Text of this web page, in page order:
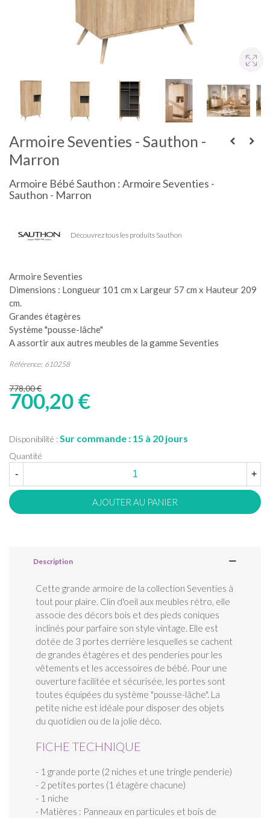
Armoire Seventies - Sauthon -
Marron
Armoire Bébé Sauthon : Armoire Seventies -
Sauthon - Marron
Découvrez tous les produits Sauthon
Armoire Seventies
Dimensions : Longueur 101 cm x Largeur 57 cm x Hauteur 209
cm.
Grandes étagères
Système "pousse-lâche"
A assortir aux autres meubles de la gamme Seventies
Référence: 610258
778,00 €
700,20 €
Disponibilité :Sur commande : 15 à 20 jours
Quantité
-
+
AJOUTER AU PANIER
Description
Cette grande armoire de la collection Seventies à
tout pour plaire. Clin d'oeil aux meubles rétro, elle
associe des décors bois et des pieds coniques
inclinés pour parfaire son style vintage. Elle est
dotée de 3 portes derrière lesquelles se cachent
de grandes étagères et des penderies pour les
vêtements et les accessoires de bébé. Pour une
ouverture facilitée et sécurisée, les portes sont
toutes équipées du système "pousse-lâche". La
petite niche est idéale pour disposer des objets
du quotidien ou de la jolie déco.
FICHE TECHNIQUE
- 1 grande porte (2 niches et une tringle penderie)
- 2 petites portes (1 étagère chacune)
- 1 niche
- Matières : Panneaux en particules et bois de